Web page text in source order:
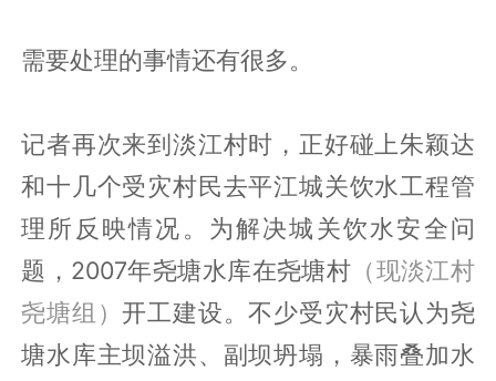
需要处理的事情还有很多。
记者再次来到淡江村时，正好碰上朱颖达
和十几个受灾村民去平江城关饮水工程管
理所反映情况。为解决城关饮水安全问
题，2007年尧塘水库在尧塘村 （现淡江村
尧塘组）开工建设。不少受灾村民认为尧
塘水库主坝溢洪、副坝坍塌，暴雨叠加水